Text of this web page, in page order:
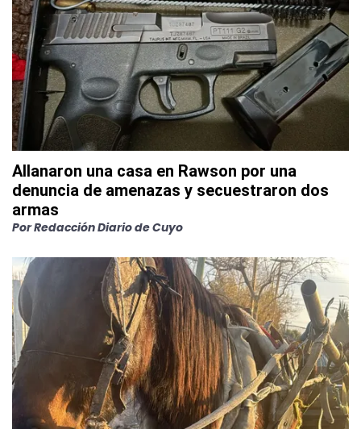
Allanaron una casa en Rawson por una
denuncia de amenazas y secuestraron dos
armas
PorRedacción Diario de Cuyo